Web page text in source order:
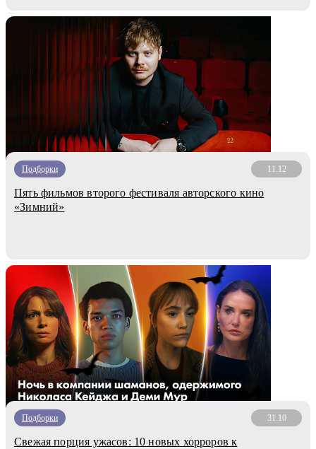
Подборки 11.12
Пять фильмов второго фестиваля авторского кино
«Зимний»
Подборки 31.10
Свежая порция ужасов: 10 новых хорроров к